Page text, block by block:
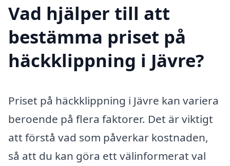
Vad hjälper till att
bestämma priset på
häckklippning i Jävre?
Priset på häckklippning i Jävre kan variera
beroende på flera faktorer. Det är viktigt
att förstå vad som påverkar kostnaden,
så att du kan göra ett välinformerat val